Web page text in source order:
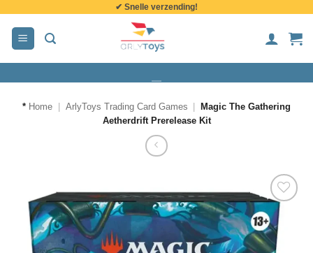
inhoud
✔ Snelle verzending!
* Home ArlyToys Trading Card Games
Magic The Gathering
Aetherdrift Prerelease Kit